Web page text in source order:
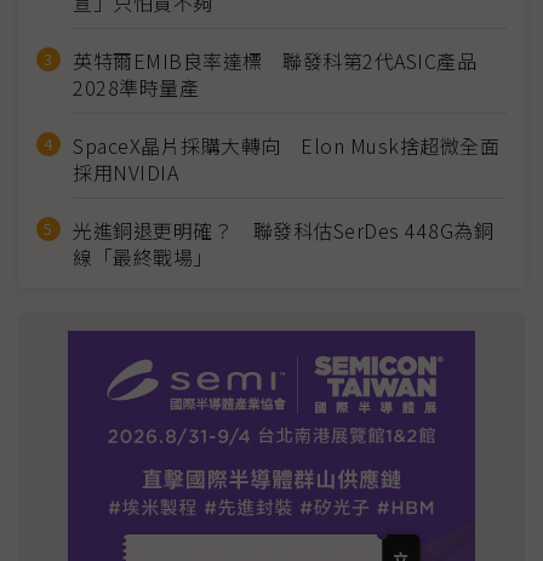
英特爾EMIB良率達標 聯發科第2代ASIC產品
2028準時量產
SpaceX晶片採購大轉向 Elon Musk捨超微全面
採用NVIDIA
光進銅退更明確？ 聯發科估SerDes 448G為銅
線「最終戰場」